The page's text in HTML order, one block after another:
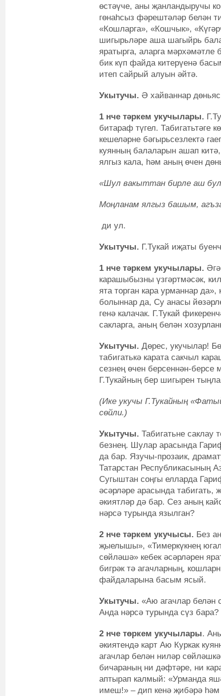
өстәүче, аны җанландыручы
гөнаһсыз фәрештәләр белән
«Кошларга», «Кошчык»,
шигырьләре аша шагыйрь
яратырга, аларга мәрхәмәтле
бик күп файда китерүенә
итеп сайрый алуын әйтә.
Укытучы. Ә хайваннар
1 нче тәркем укучылары.
битараф түгел. Табигатьтәге
кешеләрне бәгырьсезлектә
куянның балаларын ашап
ялгыз кала, һәм аның өчен
«Шул вакыттан бирле аш
Моңланам ялгыз башым,
ди ул.
Укытучы. Г.Тукай иҗаты
1 нче тәркем укучылары.
карашыбызны үзгәртмәсәк,
ята торган кара урманнар
болыннар да, Су анасы
генә калачак. Г.Тукай
сакларга, аның белән
Укытучы. Дөрес, укучылар!
табигатькә карата сакчыл
сезнең өчен берсеннән-берсе
Г.Тукайның бер шигырен
(Ике укучы Г.Тукайның
сөйли.)
Укытучы. Табигатьне саклау
безнең. Шулар арасында
да бар. Язучы-прозаик,
Татарстан Республикасының
Сугыштан соңгы елларда
әсәрләре арасында табигать,
әкиятләр дә бар. Сез аның
нәрсә турында язылган?
2 нче тәркем укучысы. Без
җыелышы», «Тимеркүкнең
сөйләшә» кебек әсәрләрен
бигрәк тә агачларның,
файдаларына басым ясый.
Укытучы. «Аю агачлар белән
Анда нәрсә турында сүз бара?
2 нче төркем укучылары.
әкиятендә карт Аю Куркак
агачлар белән ниләр
бичараның ни дәфтәре, ни
аптырап калмый: «Урманда
имеш!» – дип кенә җибәрә һәм